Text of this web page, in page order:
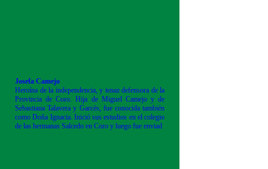
Josefa Camejo
Heroína de la independencia, y tenaz defensora de la
Provincia de Coro. Hija de Miguel Camejo y de
Sebastiana Talavera y Garcés, fue conocida también
como Doña Ignacia. Inició sus estudios en el colegio
de las hermanas Salcedo en Coro y luego fue enviad